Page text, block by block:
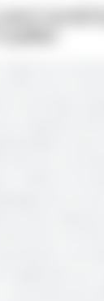
lundi 8
juillet
du
euros, la
la semaine
de porcs
restent
de la
depuis
ont été
une
sur
poids sont